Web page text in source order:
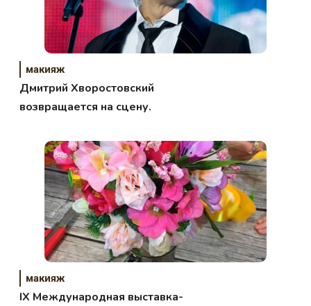
макияж
Дмитрий Хворостовский
возвращается на сцену.
макияж
IХ Международная выставка-